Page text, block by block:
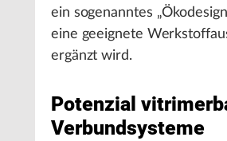
ein sogenanntes
eine geeignete
ergänzt wird.
Potenzial
Verbundsysteme